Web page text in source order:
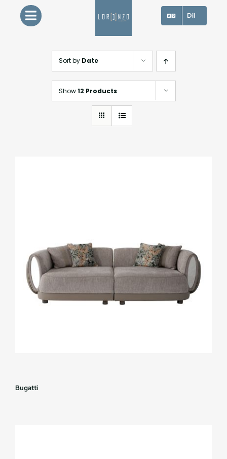
Dil
Sort by Date
Show12 Products
Bugatti